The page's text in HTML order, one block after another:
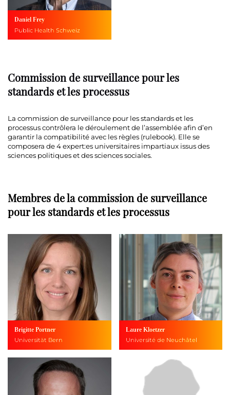
Daniel Frey
Public Health Schweiz
Commission de surveillance pour les
standards et les processus
La commission de surveillance pour les standards et les
processus contrôlera le déroulement de l’assemblée afin d’en
garantir la compatibilité avec les règles (rulebook). Elle se
composera de 4 expert:es universitaires impartiaux issus des
sciences politiques et des sciences sociales.
Membres de la commission de surveillance
pour les standards et les processus
Brigitte Portner
Universität Bern
Laure Kloetzer
Université de Neuchâtel